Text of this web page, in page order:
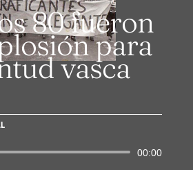
80 fueron
para
vasca
Reproductor
00:00